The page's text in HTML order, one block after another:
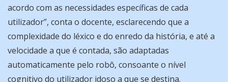
acordo com as necessidades específicas de cada
utilizador”, conta o docente, esclarecendo que a
complexidade do léxico e do enredo da história, e até a
velocidade a que é contada, são adaptadas
automaticamente pelo robô, consoante o nível
cognitivo do utilizador idoso a que se destina.